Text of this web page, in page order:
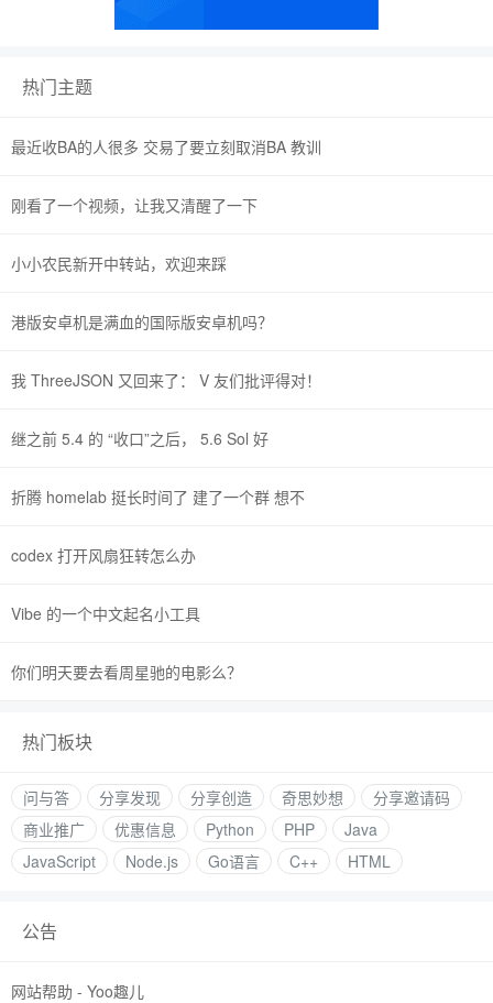
热门主题
最近收BA的人很多 交易了要立刻取消BA 教训
刚看了一个视频，让我又清醒了一下
小小农民新开中转站，欢迎来踩
港版安卓机是满血的国际版安卓机吗？
我 ThreeJSON 又回来了： V 友们批评得对！
继之前 5.4 的 “收口”之后， 5.6 Sol 好
折腾 homelab 挺长时间了 建了一个群 想不
codex 打开风扇狂转怎么办
Vibe 的一个中文起名小工具
你们明天要去看周星驰的电影么？
热门板块
问与答 分享发现 分享创造 奇思妙想
分享邀请码
商业推广
优惠信息 Python PHP
Java
JavaScript
Node.js Go语言 C++ HTML
公告
网站帮助 - Yoo趣儿